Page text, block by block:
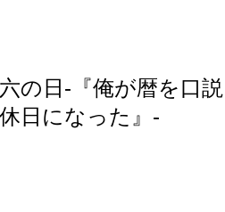
の日-『俺が暦を口
日になった』-